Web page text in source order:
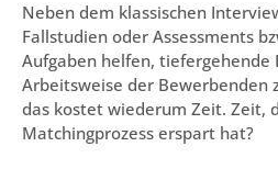
Neben dem klassischen
Fallstudien oder Assessments
Aufgaben helfen, tiefergehende
Arbeitsweise der Bewerbenden
das kostet wiederum Zeit. Zeit,
Matchingprozess erspart hat?